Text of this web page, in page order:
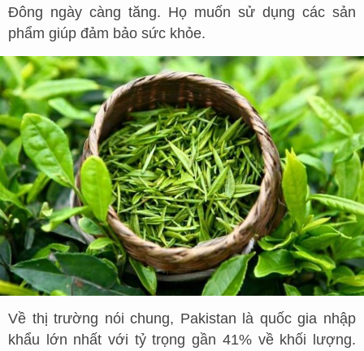
Đông ngày càng tăng. Họ muốn sử dụng các sản
phẩm giúp đảm bảo sức khỏe.
Về thị trường nói chung, Pakistan là quốc gia nhập
khẩu lớn nhất với tỷ trọng gần 41% về khối lượng.